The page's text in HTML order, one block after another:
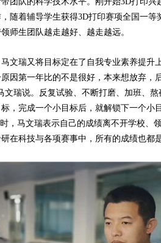
，随着辅导学生获得3D打印赛项全国一等
师生团队越走越好、 越走越远。
文瑞又将目标定在了自我专业素养提升上
因第一年比的不是很好，本来想放弃，
文瑞说。反复试验、不断打磨、加班、
，完成一个小目标后 ， 就解锁下一个小
， 马文瑞表示自己的成绩离不开学校、
在科技与各项赛事中 ，所有的成绩也都